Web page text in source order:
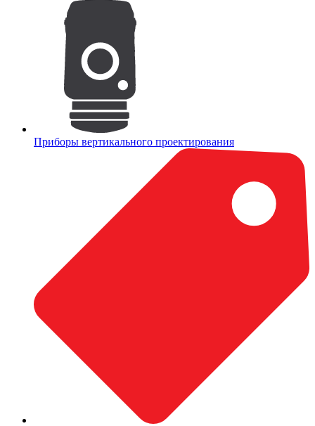
Приборы вертикального проектирования